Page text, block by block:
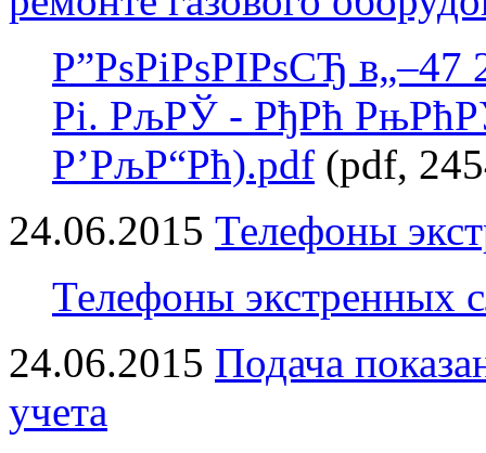
Р”РѕРіРѕРІРѕСЂ
Рі. РљРЎ - РђРћ
Р’РљР“Рћ).pdf (pdf,
24.06.2015 Телефоны
Телефоны экстренных
24.06.2015 Подача
учета